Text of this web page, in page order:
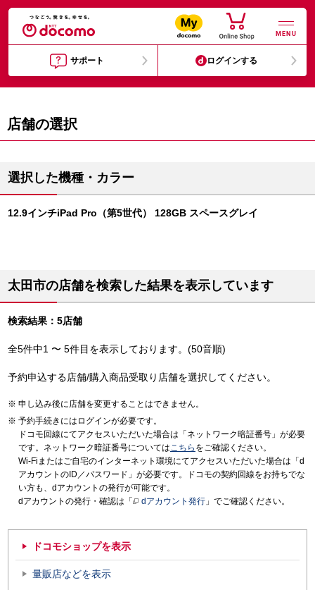
MENU
サポート ログインする
店舗の選択
選択した機種・カラー
12.9インチiPad Pro（第5世代） 128GB スペースグレイ
太田市の店舗を検索した結果を表示しています
検索結果：5店舗
全5件中1 〜 5件目を表示しております。(50音順)
予約申込する店舗/購入商品受取り店舗を選択してください。
申し込み後に店舗を変更することはできません。
予約手続きにはログインが必要です。
ドコモ回線にてアクセスいただいた場合は「ネットワーク暗証番号」が必要
です。ネットワーク暗証番号についてはこちら をご確認ください。
Wi-Fiまたはご自宅のインターネット環境にてアクセスいただいた場合は「d
アカウントのID／パスワード」が必要です。ドコモの契約回線をお持ちでな
い方も、dアカウントの発行が可能です。
dアカウントの発行・確認は「
dアカウント発行 」でご確認ください。
ドコモショップを表示
量販店などを表示